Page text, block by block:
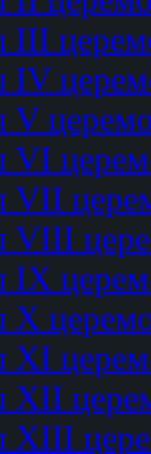
III
IV
V
VI
VII
VIII
IX
Х
XI
XII
XIII